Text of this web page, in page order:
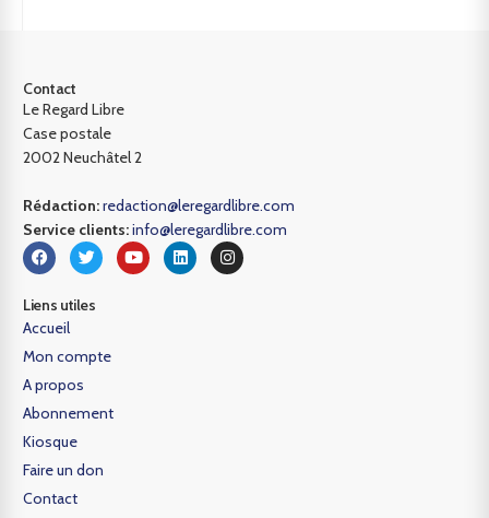
Contact
Le Regard Libre
Case postale
2002 Neuchâtel 2
Rédaction:redaction@leregardlibre.com
Service clients:info@leregardlibre.com
Liens utiles
Accueil
Mon compte
A propos
Abonnement
Kiosque
Faire un don
Contact